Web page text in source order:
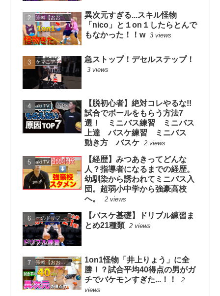
大井崇幹【おおいたかよし】
異次元すぎる...スキル怪物
「nico」と１on１したらとんで
もなかった！！w 3 views
バスケマニア 急ストップ！デセルステップ！
3 views
mituaki TV
【脱初心者】絶対コレやるな!!
試合でボールをもらう方法7
選！ ミニバス練習 ミニバス
上達 バスケ練習 ミニバス
動き方 バスケ 2 views
mituaki TV
【経歴】みつあきってどんな
人？指導者になるまでの経歴。
幼馴染から誘われてミニバス入
団。超弱小中学から強豪高校
へ。
2 views
コニーのドリブルスクール
【バスケ基礎】ドリブル練習ま
とめ21種類 2 views
大井崇幹【おおいたかよし】
1on1怪物「井上りょう」に全
勝！？試合平均40得点の男がガ
チでバケモンすぎた...！！
2
views